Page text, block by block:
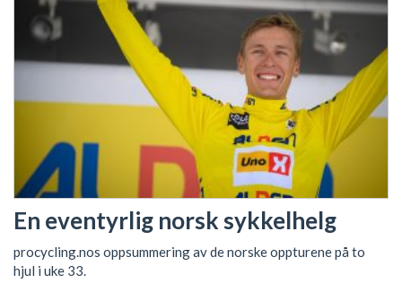
En eventyrlig norsk sykkelhelg
procycling.nos oppsummering av de norske oppturene på to
hjul i uke 33.